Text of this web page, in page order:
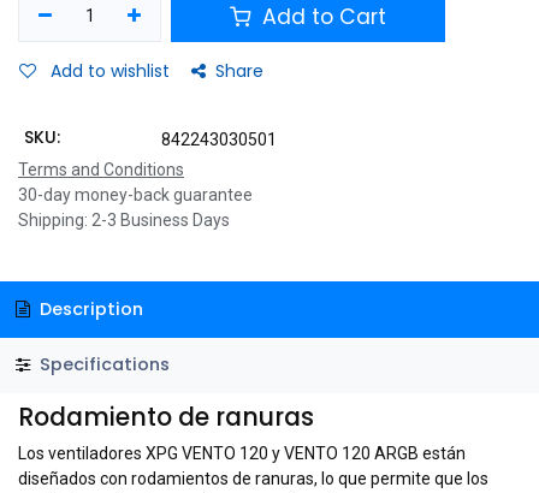
Add to Cart
Add to wishlist Share
SKU:
842243030501
Terms and Conditions
30-day money-back guarantee
Shipping: 2-3 Business Days
Description
Specifications
Rodamiento de ranuras
Los ventiladores XPG VENTO 120 y VENTO 120 ARGB están
diseñados con rodamientos de ranuras, lo que permite que los